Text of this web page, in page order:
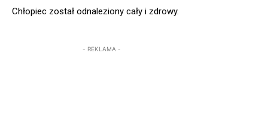
Chłopiec został odnaleziony cały i zdrowy.
- REKLAMA -